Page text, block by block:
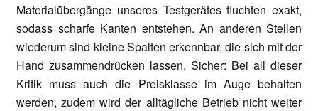
Materialübergänge unseres Testgerätes fluchten exakt,
sodass scharfe Kanten entstehen. An anderen Stellen
wiederum sind kleine Spalten erkennbar, die sich mit der
Hand zusammendrücken lassen. Sicher: Bei all dieser
Kritik muss auch die Preisklasse im Auge behalten
werden, zudem wird der alltägliche Betrieb nicht weiter